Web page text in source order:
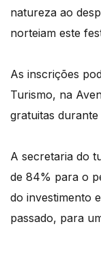
natureza ao
norteiam este
As inscrições
Turismo, na
gratuitas
A secretaria do
de 84% para o
do investimento
passado, para